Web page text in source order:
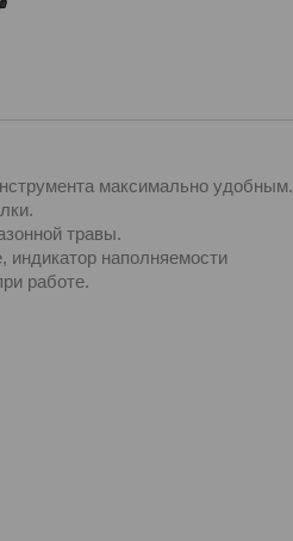
максимально удобным.
травы.
индикатор наполняемости
работе.